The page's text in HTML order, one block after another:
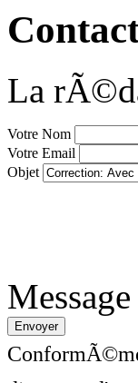
La
Votre Nom
Votre Email
Objet
Message